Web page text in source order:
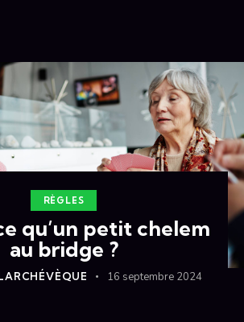
RÈGLES
qu’un petit chelem
au bridge ?
16 septembre 2024